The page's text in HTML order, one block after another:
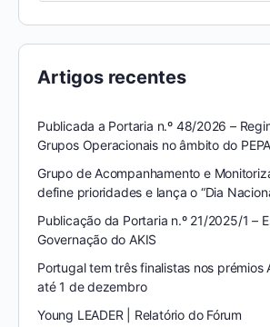
Artigos recentes
Publicada a Portaria n.º 48/2026 –
Grupos Operacionais no âmbito do
Grupo de Acompanhamento e
define prioridades e lança o “Dia
Publicação da Portaria n.º 21/2025/1 –
Governação do AKIS
Portugal tem três finalistas nos prémios
até 1 de dezembro
Young LEADER | Relatório do Fórum